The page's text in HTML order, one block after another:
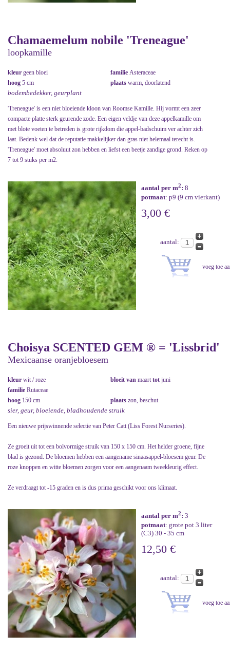
Chamaemelum nobile 'Treneague'
loopkamille
kleur geen bloei familie Asteraceae
hoog 5 cm plaats warm, doorlatend
bodembedekker, geurplant
'Treneague' is een niet bloeiende kloon van Roomse Kamille. Hij vormt een zeer
compacte platte sterk geurende zode. Een eigen veldje van deze appelkamille om
met blote voeten te betreden is grote rijkdom die appel-badschuim ver achter zich
laat. Bedenk wel dat de reputatie makkelijker dan gras niet helemaal terecht is.
'Treneague' moet absoluut zon hebben en liefst een beetje zandige grond. Reken op
7 tot 9 stuks per m2.
aantal per m2: 8
potmaat: p9 (9 cm vierkant)
3,00 €
aantal:
Choisya SCENTED GEM ® = 'Lissbrid'
Mexicaanse oranjebloesem
kleur wit / roze bloeit van maart tot juni
familie Rutaceae
hoog 150 cm plaats zon, beschut
sier, geur, bloeiende, bladhoudende struik
Een nieuwe prijswinnende selectie van Peter Catt (Liss Forest Nurseries).
Ze groeit uit tot een bolvormige struik van 150 x 150 cm. Het helder groene, fijne
blad is gezond. De bloemen hebben een aangename sinaasappel-bloesem geur. De
roze knoppen en witte bloemen zorgen voor een aangenaam tweekleurig effect.
Ze verdraagt tot -15 graden en is dus prima geschikt voor ons klimaat.
aantal per m2: 3
potmaat: grote pot 3 liter
(C3) 30 - 35 cm
12,50 €
aantal: